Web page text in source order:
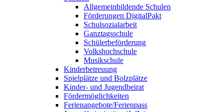
Allgemeinbildende Schulen
Förderungen DigitalPakt
Schulsozialarbeit
Ganztagsschule
Schülerbeförderung
Volkshochschule
Musikschule
Kinderbetreuung
Spielplätze und Bolzplätze
Kinder- und Jugendbeirat
Fördermöglichkeiten
Ferienangebote/­Ferienpass